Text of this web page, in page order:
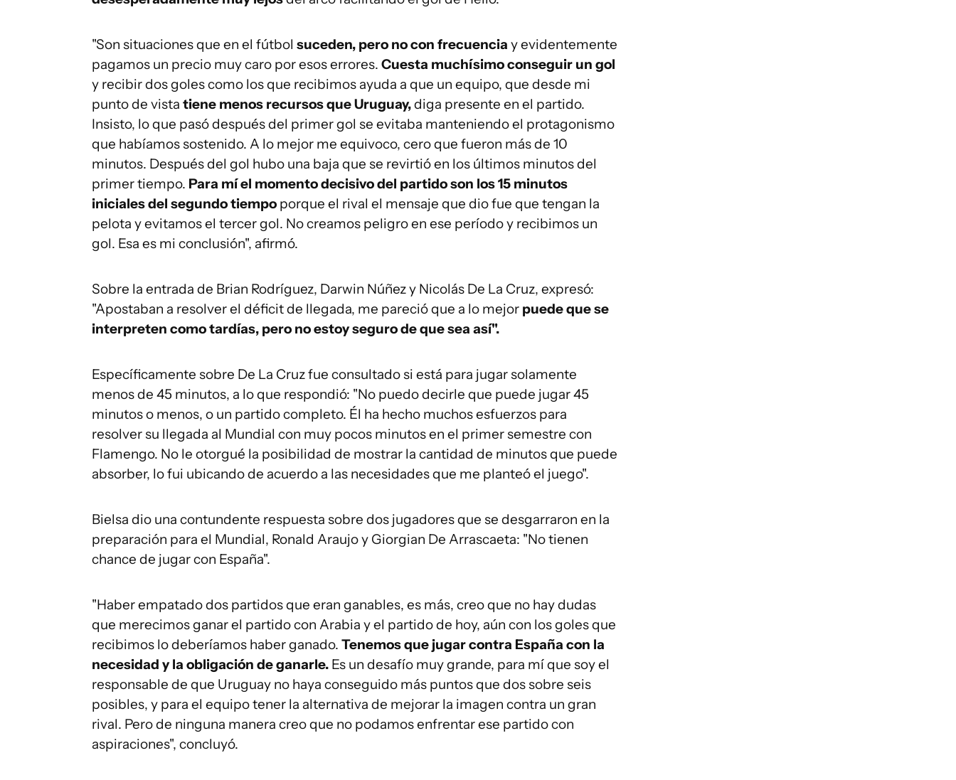
"Son situaciones que en el fútbol suceden, pero no con frecuencia y evidentemente
pagamos un precio muy caro por esos errores. Cuesta muchísimo conseguir un gol
y recibir dos goles como los que recibimos ayuda a que un equipo, que desde mi
punto de vista tiene menos recursos que Uruguay,diga presente en el partido.
Insisto, lo que pasó después del primer gol se evitaba manteniendo el protagonismo
que habíamos sostenido. A lo mejor me equivoco, cero que fueron más de 10
minutos. Después del gol hubo una baja que se revirtió en los últimos minutos del
primer tiempo. Para mí el momento decisivo del partido son los 15 minutos
iniciales del segundo tiempo porque el rival el mensaje que dio fue que tengan la
pelota y evitamos el tercer gol. No creamos peligro en ese período y recibimos un
gol. Esa es mi conclusión", afirmó.
Sobre la entrada de Brian Rodríguez, Darwin Núñez y Nicolás De La Cruz, expresó:
"Apostaban a resolver el déficit de llegada, me pareció que a lo mejor puede que se
interpreten como tardías, pero no estoy seguro de que sea así".
Específicamente sobre De La Cruz fue consultado si está para jugar solamente
menos de 45 minutos, a lo que respondió: "No puedo decirle que puede jugar 45
minutos o menos, o un partido completo. Él ha hecho muchos esfuerzos para
resolver su llegada al Mundial con muy pocos minutos en el primer semestre con
Flamengo. No le otorgué la posibilidad de mostrar la cantidad de minutos que puede
absorber, lo fui ubicando de acuerdo a las necesidades que me planteó el juego".
Bielsa dio una contundente respuesta sobre dos jugadores que se desgarraron en la
preparación para el Mundial, Ronald Araujo y Giorgian De Arrascaeta: "No tienen
chance de jugar con España".
"Haber empatado dos partidos que eran ganables, es más, creo que no hay dudas
que merecimos ganar el partido con Arabia y el partido de hoy, aún con los goles que
recibimos lo deberíamos haber ganado. Tenemos que jugar contra España con la
necesidad y la obligación de ganarle. Es un desafío muy grande, para mí que soy el
responsable de que Uruguay no haya conseguido más puntos que dos sobre seis
posibles, y para el equipo tener la alternativa de mejorar la imagen contra un gran
rival. Pero de ninguna manera creo que no podamos enfrentar ese partido con
aspiraciones", concluyó.